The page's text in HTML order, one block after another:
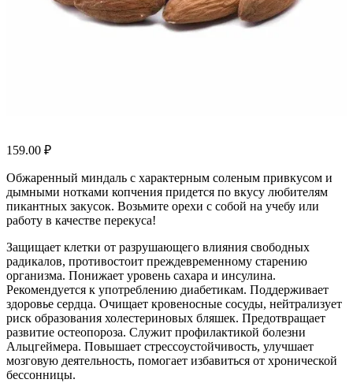
159.00 ₽
Обжаренный миндаль с характерным соленым привкусом и
дымными нотками копчения придется по вкусу любителям
пикантных закусок. Возьмите орехи с собой на учебу или
работу в качестве перекуса!
Защищает клетки от разрушающего влияния свободных
радикалов, противостоит преждевременному старению
организма. Понижает уровень сахара и инсулина.
Рекомендуется к употреблению диабетикам. Поддерживает
здоровье сердца. Очищает кровеносные сосуды, нейтрализует
риск образования холестериновых бляшек. Предотвращает
развитие остеопороза. Служит профилактикой болезни
Альцгеймера. Повышает стрессоустойчивость, улучшает
мозговую деятельность, помогает избавиться от хронической
бессонницы.